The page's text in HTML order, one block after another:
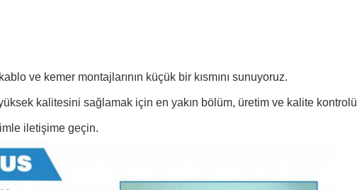
ve kemer montajlarının küçük bir kısmını sunuyoruz.
kalitesini sağlamak için en yakın bölüm, üretim ve kalite kontrolü
iletişime geçin.